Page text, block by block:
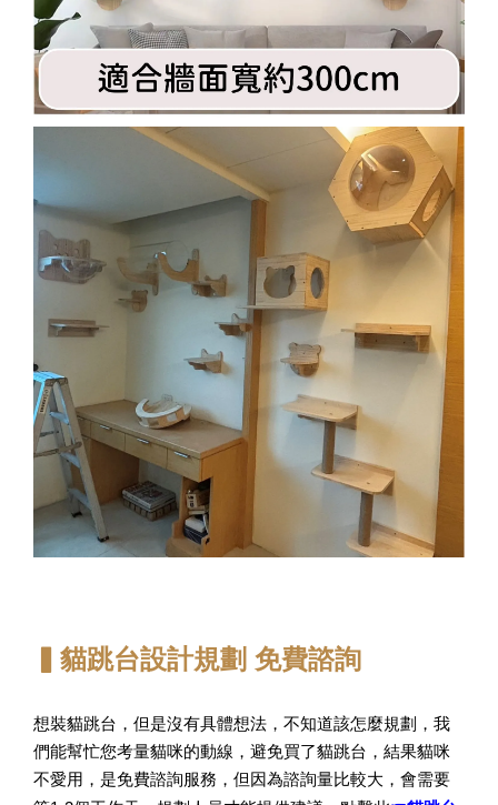
NT$ 370
NT$ 390
+
加入購物車
▍貓跳台設計規劃 免費諮詢
想裝貓跳台，但是沒有具體想法，不知道該怎麼規劃，我
們能幫忙您考量貓咪的動線，避免買了貓跳台，結果貓咪
不愛用，是免費諮詢服務，但因為諮詢量比較大，會需要